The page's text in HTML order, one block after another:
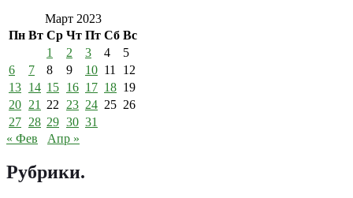
Март 2023
Пн Вт Ср Чт Пт Сб Вс
1
2 3 4
5
6
7 8 9 10 11
12
13 14 15 16 17 18 19
20 21 22 23 24 25 26
27 28 29 30 31
« Фев
Апр »
Рубрики.